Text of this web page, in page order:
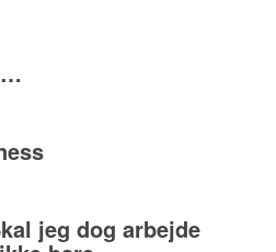
jeg dog arbejde